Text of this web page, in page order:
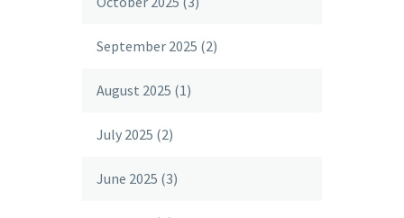
September 2025 (2)
August 2025 (1)
July 2025 (2)
June 2025 (3)